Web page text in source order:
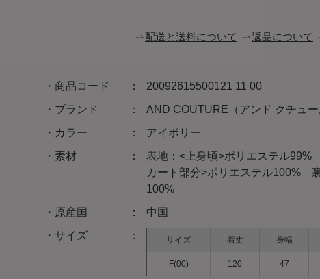
配送と送料について 返品について
商品コード
20092615500121 11 00
ブランド
AND COUTURE（アンド クチュー
カラー
アイボリー
素材
表地：<上身頃>ポリエステル
カート部分>ポリエステル100%
100%
原産国
中国
サイズ
サイズ 着丈 身幅
F(00) 120 47